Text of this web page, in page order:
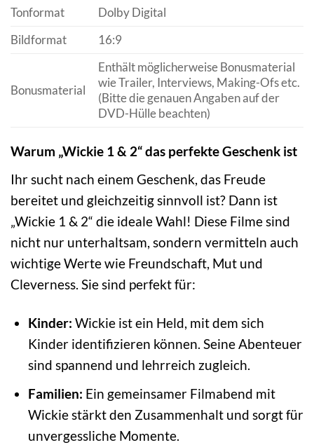
Tonformat
Dolby Digital
Bildformat
16:9
Bonusmaterial
Enthält möglicherweise Bonusmaterial
wie Trailer, Interviews, Making-Ofs etc.
(Bitte die genauen Angaben auf der
DVD-Hülle beachten)
Warum „Wickie 1 & 2“ das perfekte Geschenk ist
Ihr sucht nach einem Geschenk, das Freude
bereitet und gleichzeitig sinnvoll ist? Dann ist
„Wickie 1 & 2“ die ideale Wahl! Diese Filme sind
nicht nur unterhaltsam, sondern vermitteln auch
wichtige Werte wie Freundschaft, Mut und
Cleverness. Sie sind perfekt für:
Kinder: Wickie ist ein Held, mit dem sich
Kinder identifizieren können. Seine Abenteuer
sind spannend und lehrreich zugleich.
Familien: Ein gemeinsamer Filmabend mit
Wickie stärkt den Zusammenhalt und sorgt für
unvergessliche Momente.